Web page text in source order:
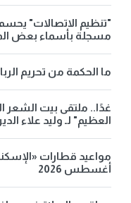
"تنظيم الاتصالات"
مسجلة بأسماء بعض
ما الحكمة من تحريم
غدًا.. ملتقى بيت الشعر
العظيم" لـ وليد علاء
أغسطس 2026